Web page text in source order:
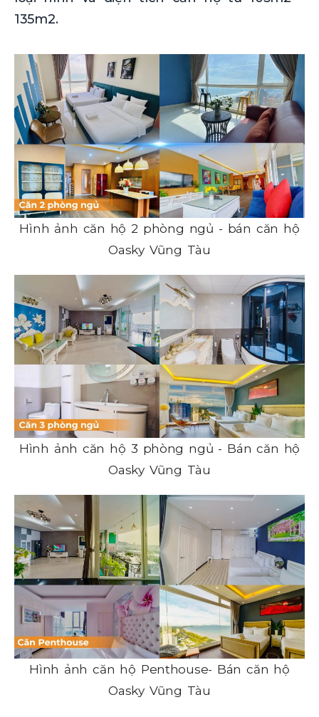
135m2.
Hình ảnh căn hộ 2 phòng ngủ - bán căn hộ
Oasky Vũng Tàu
Hình ảnh căn hộ 3 phòng ngủ - Bán căn hộ
Oasky Vũng Tàu
Hình ảnh căn hộ Penthouse- Bán căn hộ
Oasky Vũng Tàu